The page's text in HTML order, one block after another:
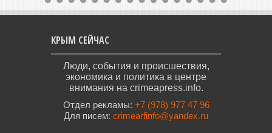
КРЫМ СЕЙЧАС
Люди, события и происшествия,
экономика и политика в центре
внимания на crimeapress.info.
Отдел рекламы: +7 (978) 977 47 96
Для писем: crimearfinfo@yandex.ru